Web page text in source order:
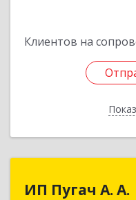
Клиентов на
ИП Пугач А. А.